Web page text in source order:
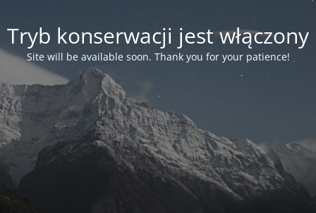
Tryb konserwacji jest włączony
Site will be available soon. Thank you for your patience!